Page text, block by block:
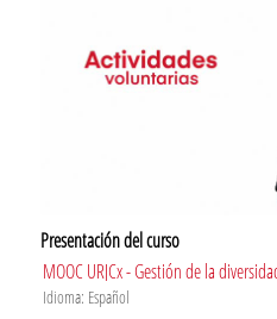
Presentación del curso
MOOC URJCx - Gestión de la
Idioma: Español